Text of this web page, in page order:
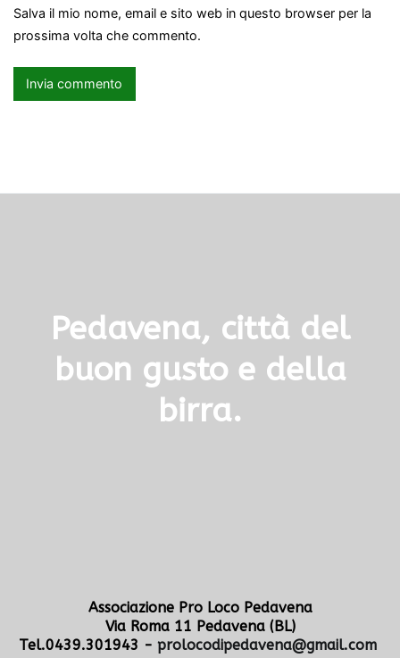
Salva il mio nome, email e sito web in questo browser per la
prossima volta che commento.
Pedavena, città del
buon gusto e della
birra.
Associazione Pro Loco Pedavena
Via Roma 11 Pedavena (BL)
Tel.0439.301943 - prolocodipedavena@gmail.com